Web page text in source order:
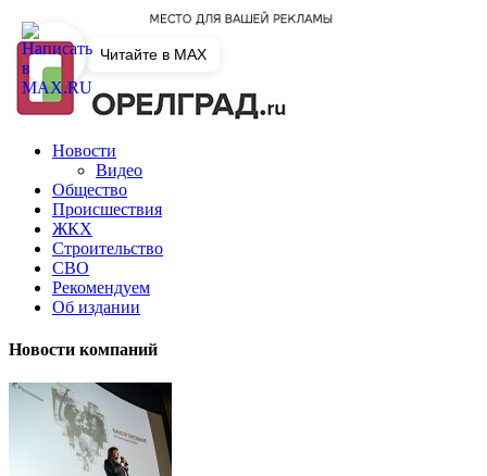
Новости
Видео
Общество
Происшествия
ЖКХ
Строительство
СВО
Рекомендуем
Об издании
Новости компаний
Читайте в MAX